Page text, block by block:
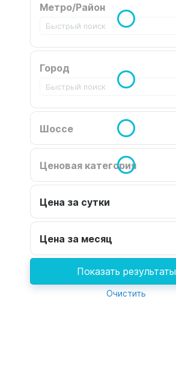
Метро/Район
Город
Шоссе
Ценовая категория
Цена за сутки
Цена за месяц
Показать результаты
Очистить